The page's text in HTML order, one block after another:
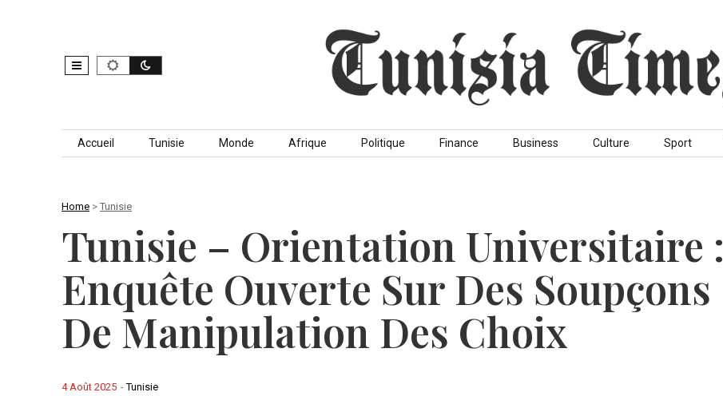
Skip to content
Accueil Tunisie Monde Afrique Politique Finance Business Culture Sport
Home > Tunisie
Tunisie – Orientation Universitaire :
Enquête Ouverte Sur Des Soupçons
De Manipulation Des Choix
-Tunisie
4 Août 2025